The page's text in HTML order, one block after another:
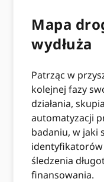
Mapa
wydłuża
Patrząc w
kolejnej fazy
działania,
automatyzacji
badaniu, w jaki
identyfikatorów
śledzenia
finansowania.